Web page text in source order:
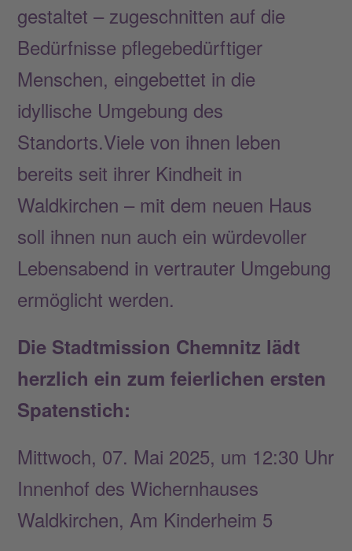
gestaltet – zugeschnitten auf die
Bedürfnisse pflegebedürftiger
Menschen, eingebettet in die
idyllische Umgebung des
Standorts.Viele von ihnen leben
bereits seit ihrer Kindheit in
Waldkirchen – mit dem neuen Haus
soll ihnen nun auch ein würdevoller
Lebensabend in vertrauter Umgebung
ermöglicht werden.
Die Stadtmission Chemnitz lädt
herzlich ein zum feierlichen ersten
Spatenstich:
Mittwoch, 07. Mai 2025, um 12:30 Uhr
Innenhof des Wichernhauses
Waldkirchen, Am Kinderheim 5